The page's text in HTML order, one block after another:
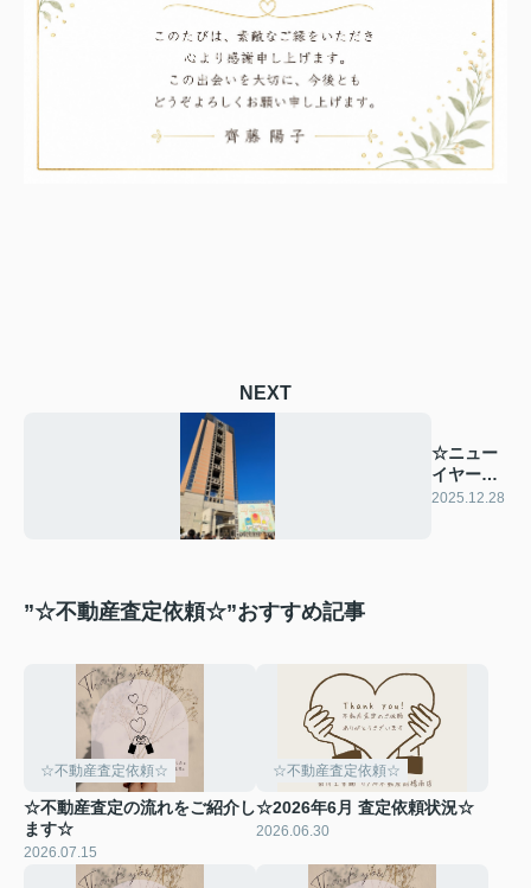
NEXT
☆ニュー
イヤー駅
伝☆
2025.12.28
”☆不動産査定依頼☆”おすすめ記事
☆不動産査定依頼☆
☆不動産査定の流れをご紹介し
ます☆
2026.07.15
☆不動産査定依頼☆
☆2026年6月 査定依頼状況☆
2026.06.30